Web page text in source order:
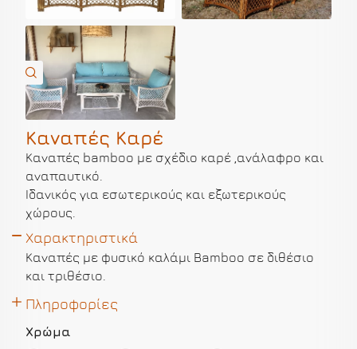
Καναπές Καρέ
Καναπές bamboo με σχέδιο καρέ ,ανάλαφρο και
αναπαυτικό.
Ιδανικός για εσωτερικούς και εξωτερικούς
χώρους.
Χαρακτηριστικά
Καναπές με φυσικό καλάμι Bamboo σε διθέσιο
και τριθέσιο.
Πληροφορίες
Χρώμα